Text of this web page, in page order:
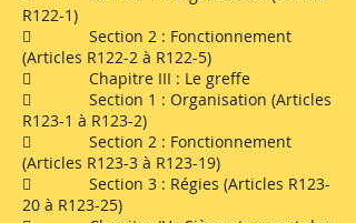
R122-1)
 Section 2 : Fonctionnement
(Articles R122-2 à R122-5)
 Chapitre III : Le greffe
 Section 1 : Organisation (Articles
R123-1 à R123-2)
 Section 2 : Fonctionnement
(Articles R123-3 à R123-19)
 Section 3 : Régies (Articles R123-
20 à R123-25)